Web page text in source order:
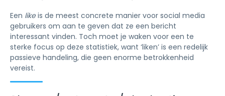
Een likeis de meest concrete manier voor social media
gebruikers om aan te geven dat ze een bericht
interessant vinden. Toch moet je waken voor een te
sterke focus op deze statistiek, want ‘liken’ is een redelijk
passieve handeling, die geen enorme betrokkenheid
vereist.